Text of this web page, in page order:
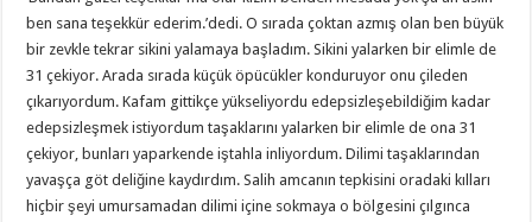
ben sana teşekkür ederim.’dedi. O sırada çoktan azmış olan ben büyük
bir zevkle tekrar sikini yalamaya başladım. Sikini yalarken bir elimle de
31 çekiyor. Arada sırada küçük öpücükler konduruyor onu çileden
çıkarıyordum. Kafam gittikçe yükseliyordu edepsizleşebildiğim kadar
edepsizleşmek istiyordum taşaklarını yalarken bir elimle de ona 31
çekiyor, bunları yaparkende iştahla inliyordum. Dilimi taşaklarından
yavaşça göt deliğine kaydırdım. Salih amcanın tepkisini oradaki kılları
hiçbir şeyi umursamadan dilimi içine sokmaya o bölgesini çılgınca